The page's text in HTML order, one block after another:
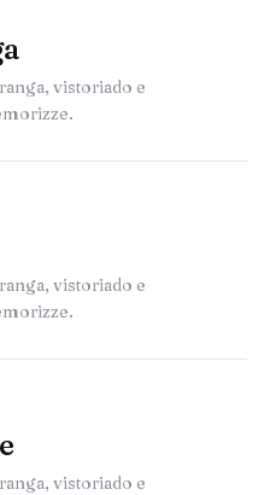
vistoriado e
vistoriado e
vistoriado e